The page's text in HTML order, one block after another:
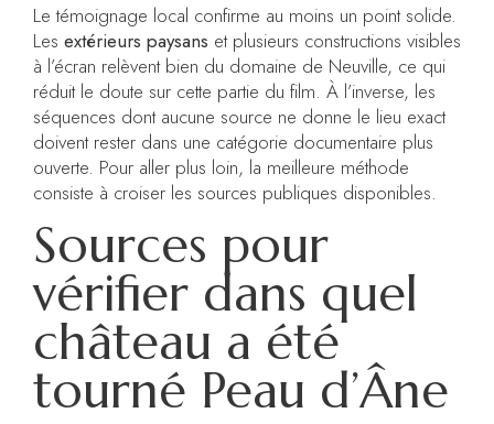
Le témoignage local confirme au moins un point solide.
Les extérieurs paysans et plusieurs constructions visibles
à l’écran relèvent bien du domaine de Neuville, ce qui
réduit le doute sur cette partie du film. À l’inverse, les
séquences dont aucune source ne donne le lieu exact
doivent rester dans une catégorie documentaire plus
ouverte. Pour aller plus loin, la meilleure méthode
consiste à croiser les sources publiques disponibles.
Sources pour
vérifier dans quel
château a été
tourné Peau d’Âne